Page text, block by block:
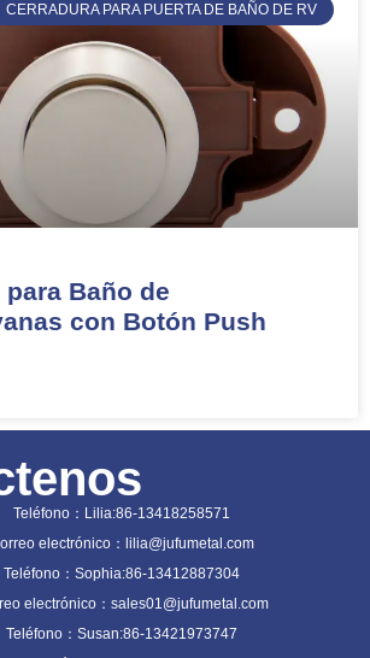
CERRADURA PARA PUERTA DE BAÑO DE RV
para Baño de
con Botón Push​​
Teléfono：Lilia:86-13418258571
electrónico：lilia@jufumetal.com
Teléfono：Sophia:86-13412887304
electrónico：sales01@jufumetal.com
Teléfono：Susan:86-13421973747